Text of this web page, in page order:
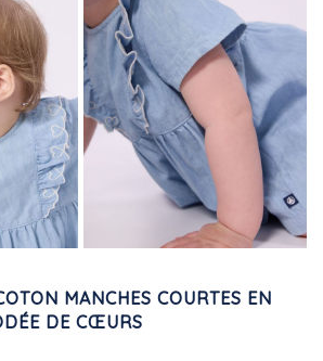
MANCHES COURTES EN
DE CŒURS